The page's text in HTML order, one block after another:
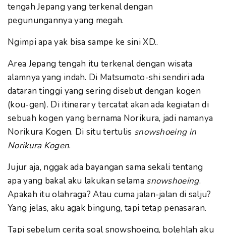
tengah Jepang yang terkenal dengan
pegunungannya yang megah.
Ngimpi apa yak bisa sampe ke sini XD..
Area Jepang tengah itu terkenal dengan wisata
alamnya yang indah. Di Matsumoto-shi sendiri ada
dataran tinggi yang sering disebut dengan kogen
(kou-gen). Di itinerary tercatat akan ada kegiatan di
sebuah kogen yang bernama Norikura, jadi namanya
Norikura Kogen. Di situ tertulis snowshoeing in
Norikura Kogen.
Jujur aja, nggak ada bayangan sama sekali tentang
apa yang bakal aku lakukan selama snowshoeing.
Apakah itu olahraga? Atau cuma jalan-jalan di salju?
Yang jelas, aku agak bingung, tapi tetap penasaran.
Tapi sebelum cerita soal snowshoeing, bolehlah aku